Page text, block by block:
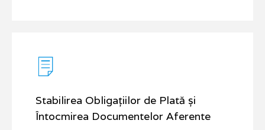
Stabilirea Obligațiilor de Plată și
Întocmirea Documentelor Aferente